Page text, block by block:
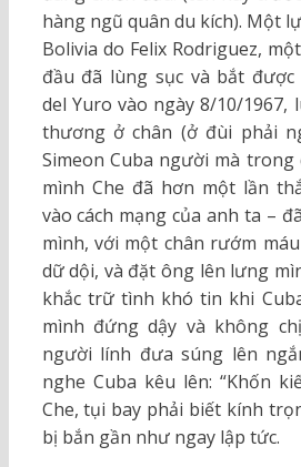
hàng ngũ quân du kích). Một
Bolivia do Felix Rodriguez,
đầu đã lùng sục và bắt
del Yuro vào ngày 8/10/1967,
thương ở chân (ở đùi phải
Simeon Cuba người mà trong
mình Che đã hơn một lần
vào cách mạng của anh ta –
mình, với một chân rướm
dữ dội, và đặt ông lên lưng
khắc trữ tình khó tin khi
mình đứng dậy và không
người lính đưa súng lên
nghe Cuba kêu lên: “Khốn
Che, tụi bay phải biết kính
bị bắn gần như ngay lập tức.